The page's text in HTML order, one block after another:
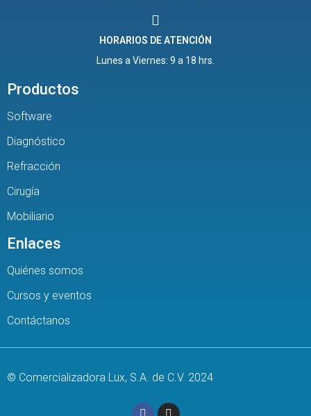
HORARIOS DE ATENCIÓN
Lunes a Viernes: 9 a 18 hrs.
Productos
Software
Diagnóstico
Refracción
Cirugía
Mobiliario
Enlaces
Quiénes somos
Cursos y eventos
Contáctanos
© Comercializadora Lux, S.A. de C.V. 2024